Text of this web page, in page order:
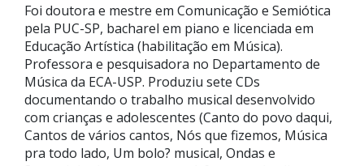
Foi doutora e mestre em Comunicação e Semiótica
pela PUC-SP, bacharel em piano e licenciada em
Educação Artística (habilitação em Música).
Professora e pesquisadora no Departamento de
Música da ECA-USP. Produziu sete CDs
documentando o trabalho musical desenvolvido
com crianças e adolescentes (Canto do povo daqui,
Cantos de vários cantos, Nós que fizemos, Música
pra todo lado, Um bolo? musical, Ondas e